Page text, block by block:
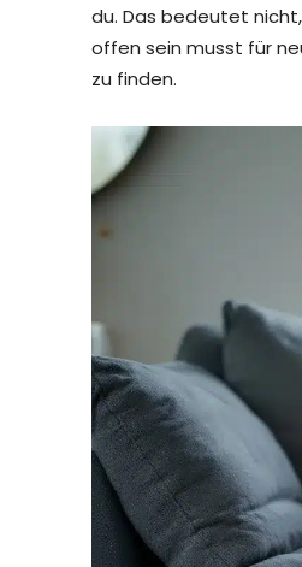
du. Das bedeutet
offen sein musst für
zu finden.